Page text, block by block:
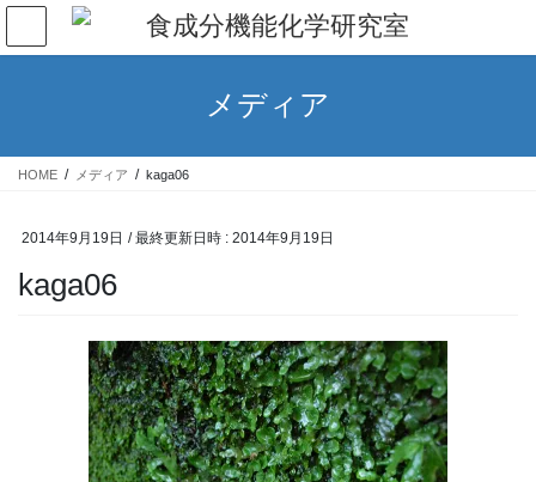
コ
テ
ス
ナ
ゲ
ン
メディア
HOME メディア kaga06
2014年9月19日 / 最終更新日時 : 2014年9月19日
kaga06